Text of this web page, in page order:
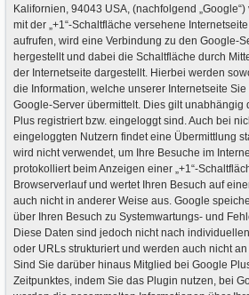
Kalifornien, 94043 USA, (nachfolgend
mit der „+1“-Schaltfläche versehene
aufrufen, wird eine Verbindung zu den Google-
hergestellt und dabei die Schaltfläche durch
der Internetseite dargestellt. Hierbei werden
die Information, welche unserer Internetseite
Google-Server übermittelt. Dies gilt unabhängig
Plus registriert bzw. eingeloggt sind. Auch bei
eingeloggten Nutzern findet eine Übermittlung
wird nicht verwendet, um Ihre Besuche im
protokolliert beim Anzeigen einer „+1“-
Browserverlauf und wertet Ihren Besuch auf
auch nicht in anderer Weise aus. Google
über Ihren Besuch zu Systemwartungs- und
Diese Daten sind jedoch nicht nach
oder URLs strukturiert und werden auch nicht
Sind Sie darüber hinaus Mitglied bei Google
Zeitpunktes, indem Sie das Plugin nutzen, bei